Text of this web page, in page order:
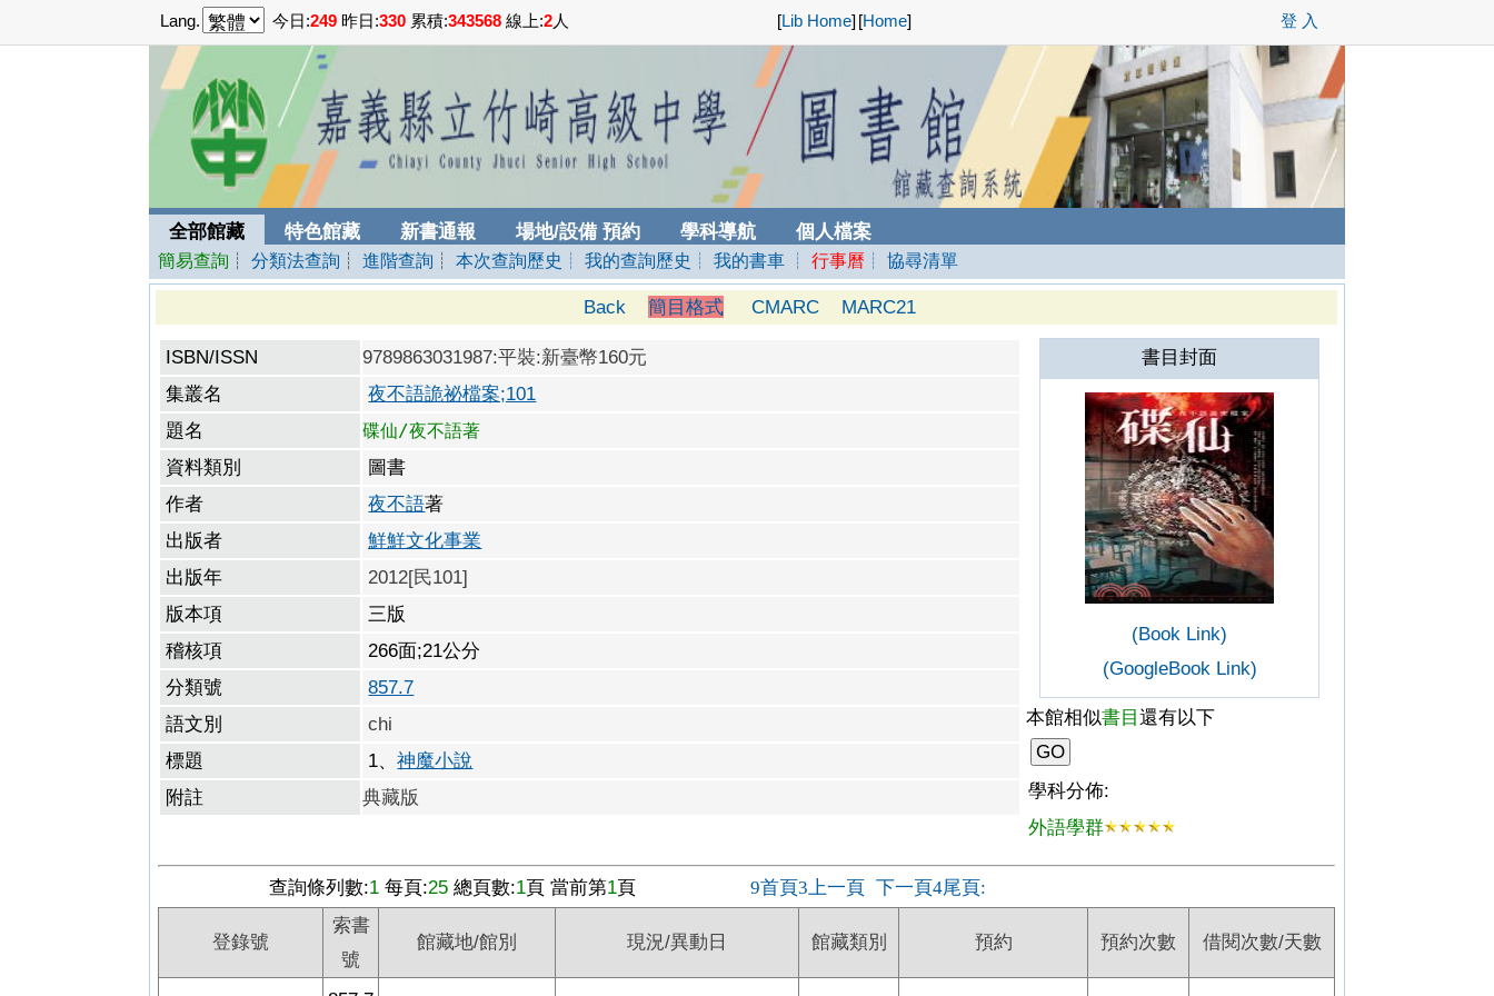
Lang. 今日:249 昨日:330 累積:343568 線上:2人 [Lib Home] [Home] 登 入
全部館藏 特色館藏 新書通報 場地/設備 預約 學科導航 個人檔案
簡易查詢 ┊分類法查詢 ┊進階查詢 ┊本次查詢歷史 ┊ 我的查詢歷史 ┊ 我的書車 ┊行事曆 ┊ 協尋清單
Back 簡目格式 CMARC MARC21
ISBN/ISSN
9789863031987:平裝:新臺幣160元
集叢名
夜不語詭祕檔案;101
題名
碟仙/夜不語著
資料類別
圖書
作者
夜不語著
出版者
鮮鮮文化事業
出版年
2012[民101]
版本項
三版
稽核項
266面;21公分
分類號
857.7
語文別
chi
標題
1、神魔小說
附註
典藏版
書目封面
(Book Link)
(GoogleBook Link)
本館相似書目還有以下
學科分佈:
外語學群
查詢條列數:1每頁:25總頁數:1頁 當前第1頁 9首頁3上一頁 下一頁4尾頁:
登錄號
索書
號
館藏地/館別 現況/異動日 館藏類別 預約 預約次數 借閱次數/天數